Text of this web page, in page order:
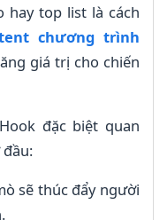
hay top list là cách
chương trình
giá trị cho chiến
đặc biệt quan
sẽ thúc đẩy người